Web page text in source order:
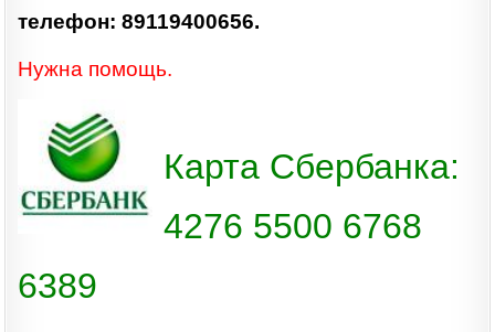
телефон: 89119400656.
Нужна помощь.
Карта Сбербанка:
4276 5500 6768
6389